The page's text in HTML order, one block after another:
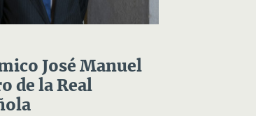
José Manuel
de la Real